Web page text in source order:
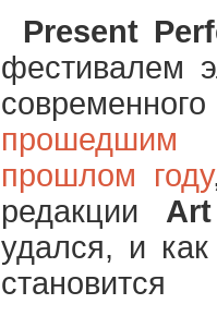
Present
фестивалем
прошлом году
редакции
удался, и как